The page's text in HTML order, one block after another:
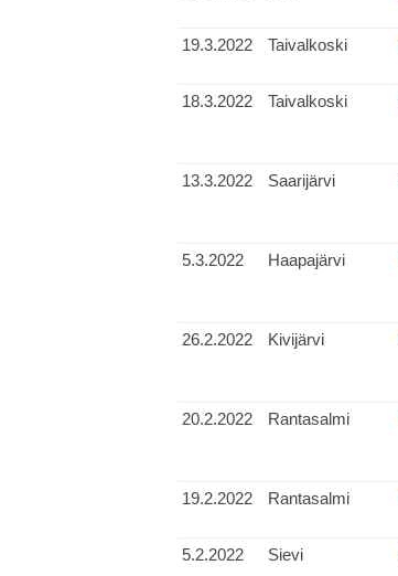
19.3.2022
Taivalkoski
18.3.2022
Taivalkoski
13.3.2022 Saarijärvi
5.3.2022 Haapajärvi
26.2.2022 Kivijärvi
20.2.2022 Rantasalmi
19.2.2022 Rantasalmi
5.2.2022
Sievi